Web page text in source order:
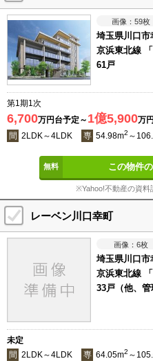
59枚
埼玉県川口市
京浜東北線
61戸
第1期1次
6,700万円台予定～ 1億5,900万
間 2LDK～4LDK 専 54.98m2 ～
この物件
※Yahoo!不動産の資料
レーベン川口幸町
6枚
埼玉県川口市
京浜東北線
33戸（他、管
未定
間 2LDK～4LDK 専 64.05m2 ～